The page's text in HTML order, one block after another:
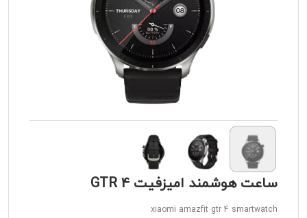
ساعت هوشمند امیزفیت GTR 4
xiaomi amazfit gtr 4 smartwatch